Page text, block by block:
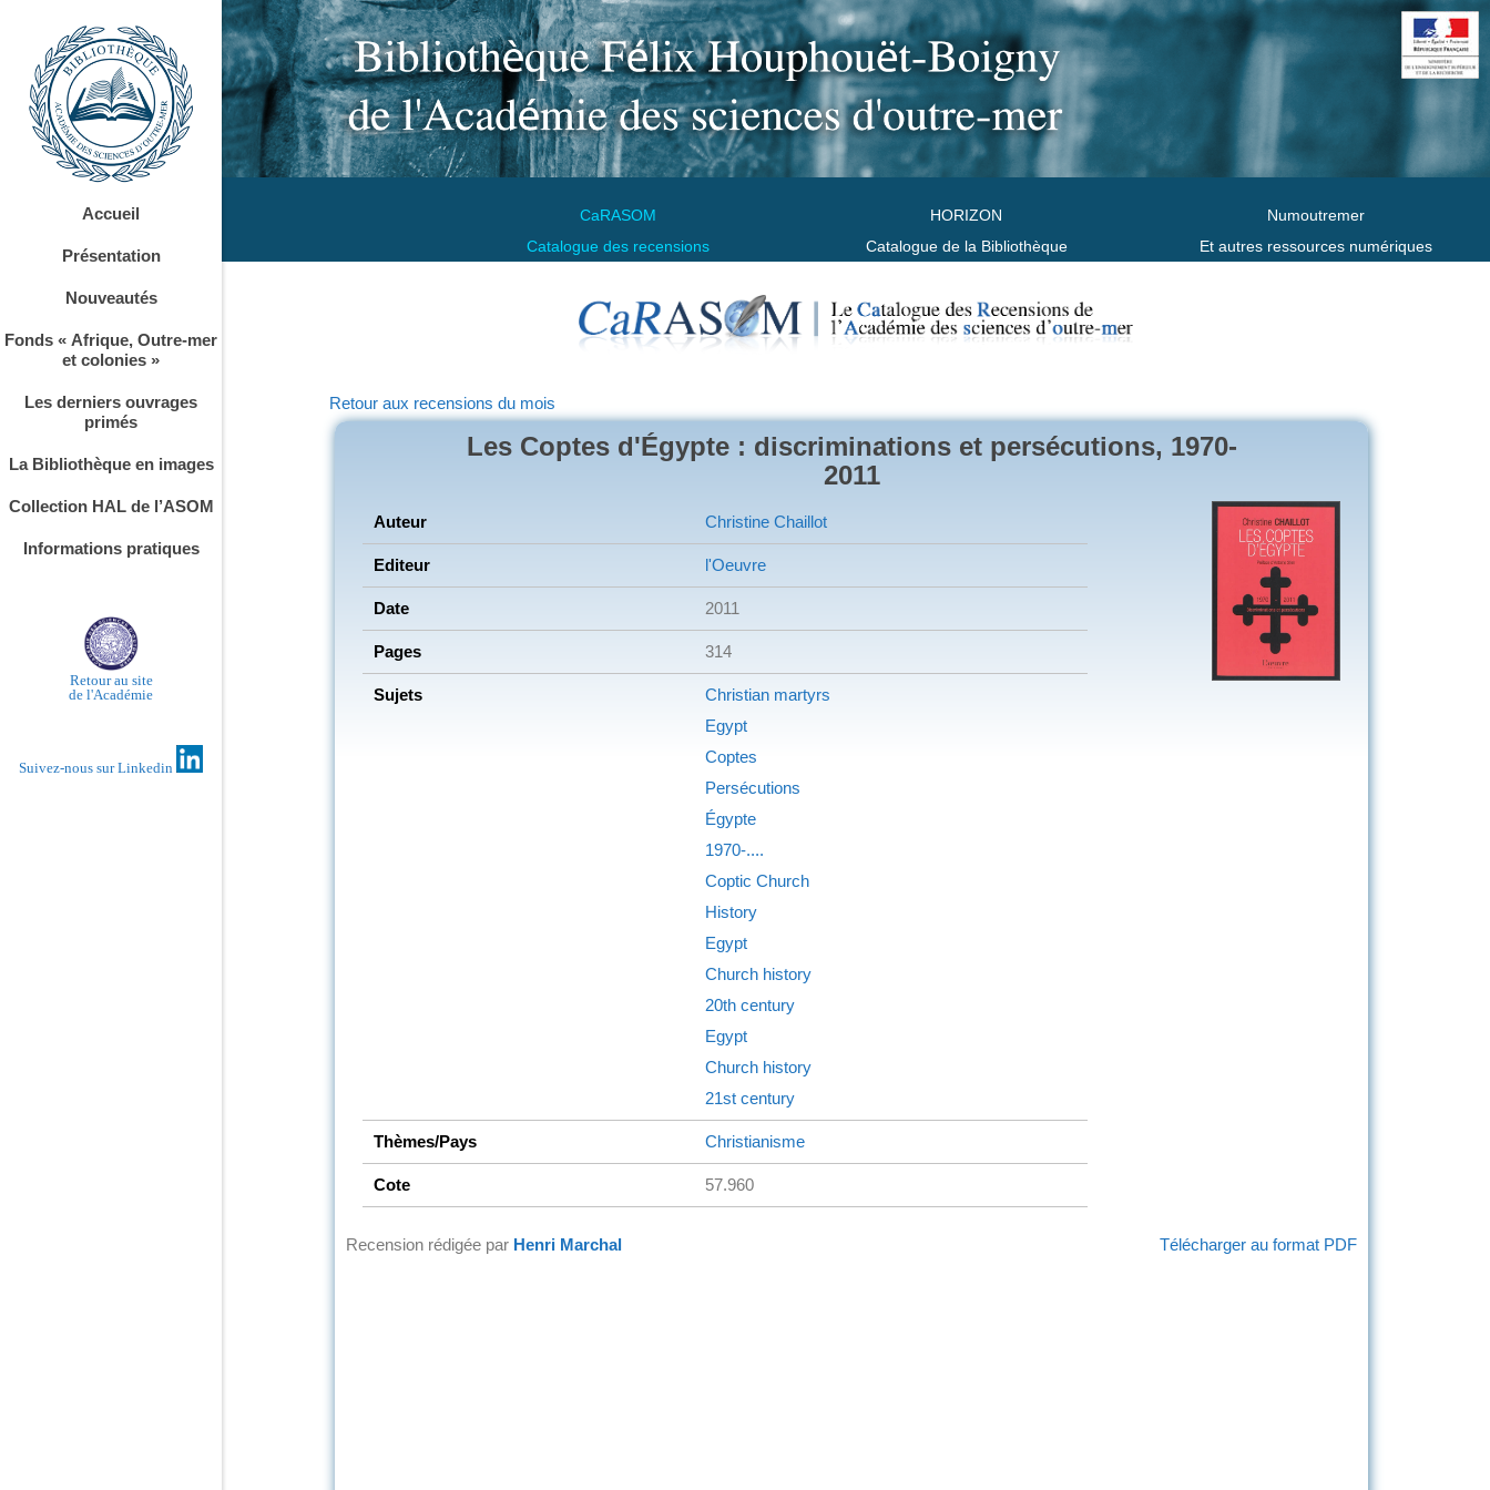
CaRASOM
Catalogue des recensions
HORIZON
Catalogue de la Bibliothèque
Numoutremer
Et autres ressources numériques
Accueil
Présentation
Nouveautés
Fonds « Afrique, Outre-mer
et colonies »
Les derniers ouvrages
primés
La Bibliothèque en images
Collection HAL de l’ASOM
Informations pratiques
Retour au site
de l'Académie
Suivez-nous sur Linkedin
Retour aux recensions du mois
Les Coptes d'Égypte : discriminations et persécutions, 1970-
2011
Auteur Christine Chaillot
Editeur l'Oeuvre
Date 2011
Pages 314
Sujets
Christian martyrs
Egypt
Coptes
Persécutions
Égypte
1970-....
Coptic Church
History
Egypt
Church history
20th century
Egypt
Church history
21st century
Thèmes/Pays Christianisme
Cote 57.960
Télécharger au format PDF
Recension rédigée par Henri Marchal